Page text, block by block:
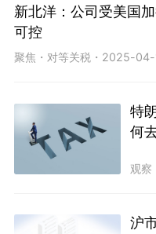
新北洋：公司受美国
可控
聚焦 ・ 对等关税 ・ 2025-04-
特
何
观察
沪